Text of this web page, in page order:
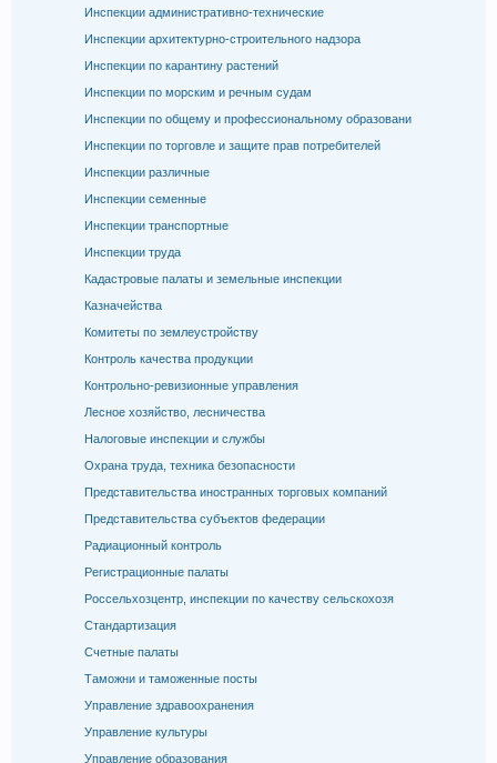
Инспекции административно-технические
Инспекции архитектурно-строительного надзора
Инспекции по карантину растений
Инспекции по морским и речным судам
Инспекции по общему и профессиональному образовани
Инспекции по торговле и защите прав потребителей
Инспекции различные
Инспекции семенные
Инспекции транспортные
Инспекции труда
Кадастровые палаты и земельные инспекции
Казначейства
Комитеты по землеустройству
Контроль качества продукции
Контрольно-ревизионные управления
Лесное хозяйство, лесничества
Налоговые инспекции и службы
Охрана труда, техника безопасности
Представительства иностранных торговых компаний
Представительства субъектов федерации
Радиационный контроль
Регистрационные палаты
Россельхозцентр, инспекции по качеству сельскохозя
Стандартизация
Счетные палаты
Таможни и таможенные посты
Управление здравоохранения
Управление культуры
Управление образования